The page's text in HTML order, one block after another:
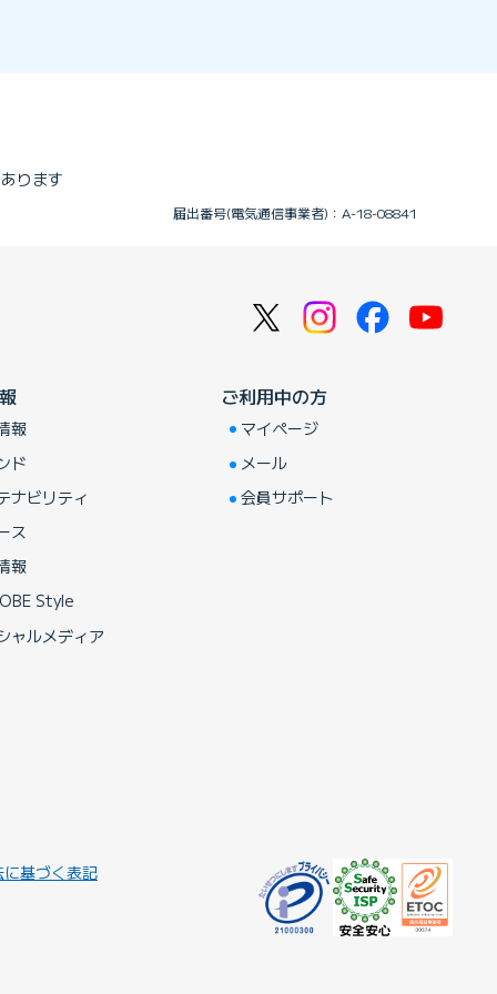
ります
届出番号(電気通信事業者)：A-18-08841
報
ド
ナビリティ
ス
報
Style
ャルメディア
ご利用中の方
マイページ
メール
会員サポート
基づく表記